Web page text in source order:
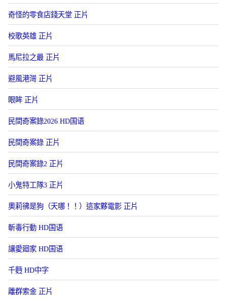
奇怪的零食店錢天堂 正片
校歌英雄 正片
馬尼拉之最 正片
避風港灣 正片
眼眸 正片
民間奇案錄2026 HD国语
民間奇案錄 正片
民間奇案錄2 正片
小鬼特工隊3 正片
奧莉彿是狗（天哪！！）這家夥電影 正片
斬毒行動 HD国语
讓愛廻家 HD国语
千麪 HD中字
離群索金 正片